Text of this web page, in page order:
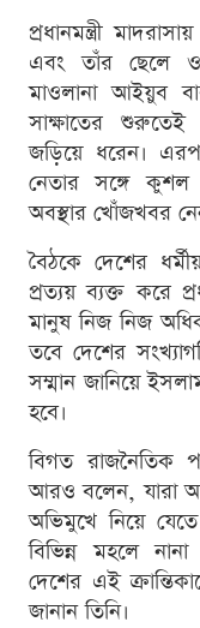
প্রধানমন্ত্রী
এবং তাঁর ছেলে ও
মাওলানা আইয়ুব
সাক্ষাতের শুরুতেই
জড়িয়ে ধরেন।
নেতার সঙ্গে কুশল
অবস্থার খোঁজখবর
বৈঠকে দেশের
প্রত্যয় ব্যক্ত করে
মানুষ নিজ নিজ
তবে দেশের
সম্মান জানিয়ে
হবে।
বিগত রাজনৈতিক
আরও বলেন, যারা
অভিমুখে নিয়ে
বিভিন্ন মহলে নানা
দেশের এই
জানান তিনি।